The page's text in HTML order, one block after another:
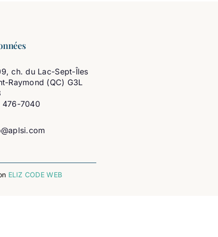
ch. du Lac-Sept-Îles
Raymond (QC) G3L
476-7040
ELIZ CODE WEB